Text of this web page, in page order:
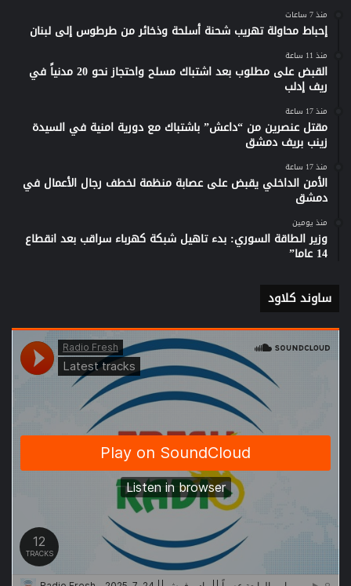
منذ 7 ساعات
إحباط محاولة تهريب شحنة أسلحة وذخائر من طرطوس إلى لبنان
منذ 11 ساعة
القبض على مطلوب بعد اشتباك مسلح واحتجاز نحو 20 مدنياً في
ريف إدلب
منذ 17 ساعة
مقتل عنصرين من “داعش” باشتباك مع دورية امنية في السيدة
زينب بريف دمشق
منذ 17 ساعة
الأمن الداخلي يقبض على عصابة منظمة لخطف رجال الأعمال في
دمشق
منذ يومين
وزير الطاقة السوري: بدء تاهيل شبكة كهرباء سراقب بعد انقطاع
14 عاما”
ساوند كلاود